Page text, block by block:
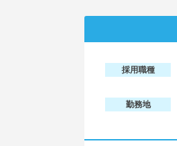
採用職種
勤務地